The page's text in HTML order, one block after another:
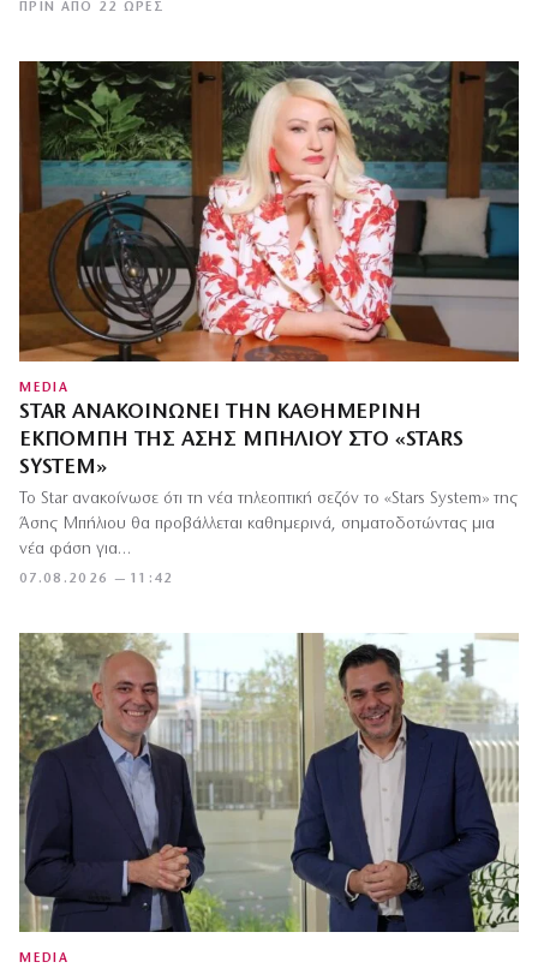
ΠΡΙΝ ΑΠΌ 22 ΏΡΕΣ
MEDIA
STAR ΑΝΑΚΟΙΝΏΝΕΙ ΤΗΝ ΚΑΘΗΜΕΡΙΝΉ
ΕΚΠΟΜΠΉ ΤΗΣ ΆΣΗΣ ΜΠΉΛΙΟΥ ΣΤΟ «STARS
SYSTEM»
07.08.2026 — 11:42
Το Star ανακοίνωσε ότι τη νέα τηλεοπτική σεζόν το «Stars System» της
Άσης Μπήλιου θα προβάλλεται καθημερινά, σηματοδοτώντας μια
νέα φάση για…
MEDIA